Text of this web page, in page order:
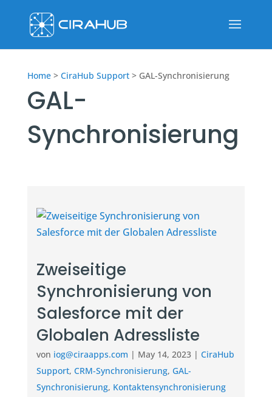
Home > CiraHub Support >GAL-Synchronisierung
GAL-
Synchronisierung
Zweiseitige
Synchronisierung von
Salesforce mit der
Globalen Adressliste
von iog@ciraapps.com | May 14, 2023| CiraHub
Support, CRM-Synchronisierung, GAL-
Synchronisierung, Kontaktensynchronisierung